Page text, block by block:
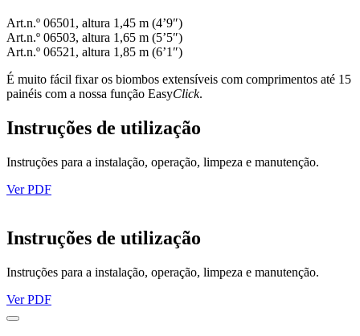
Art.n.º 06501, altura 1,45 m (4’9″)
Art.n.º 06503, altura 1,65 m (5’5″)
Art.n.º 06521, altura 1,85 m (6’1″)
É muito fácil fixar os biombos extensíveis com comprimentos até 15
painéis com a nossa função EasyClick.
Instruções de utilização
Instruções para a instalação, operação, limpeza e manutenção.
Ver PDF
Instruções de utilização
Instruções para a instalação, operação, limpeza e manutenção.
Ver PDF